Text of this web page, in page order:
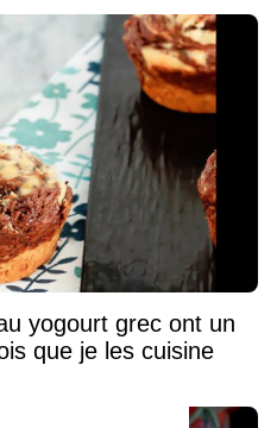
yogourt grec ont un
que je les cuisine